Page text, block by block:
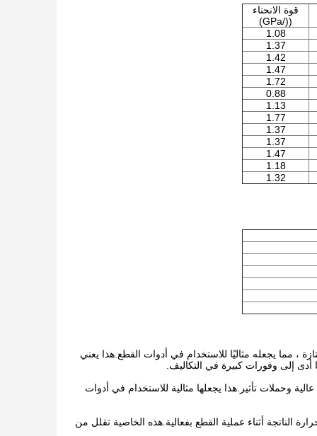
قوة الانحناء
((/GPa)
1.08
1.37
1.42
1.47
1.72
0.88
1.13
1.77
1.37
1.37
1.47
1.18
1.32
، مما يجعله مثاليًا للاستخدام في أدوات القطع.هذا يعني
إلى وفورات كبيرة في التكاليف.
وحملات تأثير.هذا يجعلها مثالية للاستخدام في أدوات
الناتجة أثناء عملية القطع بفعالية.هذه الخاصية تقلل من